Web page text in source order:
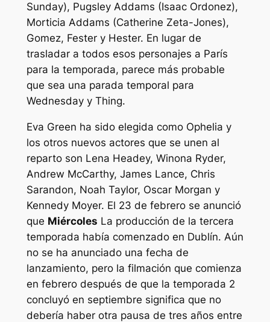
Sunday), Pugsley Addams (Isaac Ordonez),
Morticia Addams (Catherine Zeta-Jones),
Gomez, Fester y Hester. En lugar de
trasladar a todos esos personajes a París
para la temporada, parece más probable
que sea una parada temporal para
Wednesday y Thing.
Eva Green ha sido elegida como Ophelia y
los otros nuevos actores que se unen al
reparto son Lena Headey, Winona Ryder,
Andrew McCarthy, James Lance, Chris
Sarandon, Noah Taylor, Oscar Morgan y
Kennedy Moyer. El 23 de febrero se anunció
que Miércoles La producción de la tercera
temporada había comenzado en Dublín. Aún
no se ha anunciado una fecha de
lanzamiento, pero la filmación que comienza
en febrero después de que la temporada 2
concluyó en septiembre significa que no
debería haber otra pausa de tres años entre